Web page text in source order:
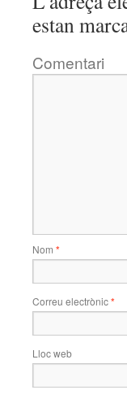
estan
Comentari
Nom *
Correu electrònic*
Lloc web